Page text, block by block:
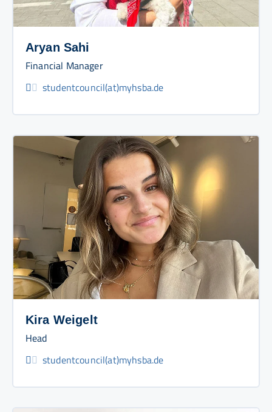
Aryan Sahi
Financial Manager
studentcouncil(at)myhsba.de
Kira Weigelt
Head
studentcouncil(at)myhsba.de